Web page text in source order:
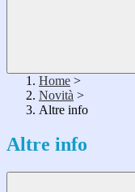
Home >
Novità >
Altre info
Altre info